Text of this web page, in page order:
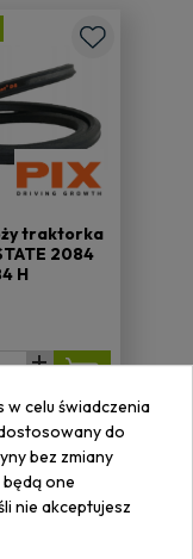
traktorka
2084
H
celu świadczenia
do
bez zmiany
one
nie akceptujesz